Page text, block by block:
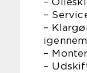
–
–
–
–